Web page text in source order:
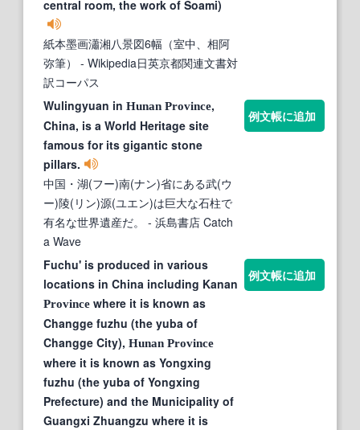
central room, the work of Soami)
紙本墨画瀟湘八景図6幅（室中、相阿
弥筆）
- Wikipedia日英京都関連文書対
訳コーパス
Wulingyuan in Hunan Province,
China, is a World Heritage site
famous for its gigantic stone
pillars.
中国・湖(フー)南(ナン)省にある武(ウ
ー)陵(リン)源(ユエン)は巨大な石柱で
有名な世界遺産だ。
- 浜島書店 Catch
a Wave
例文帳に追加
Fuchu' is produced in various
locations in China including Kanan
Province where it is known as
Changge fuzhu (the yuba of
Changge City), Hunan Province
where it is known as Yongxing
fuzhu (the yuba of Yongxing
Prefecture) and the Municipality of
Guangxi Zhuangzu where it is
例文帳に追加